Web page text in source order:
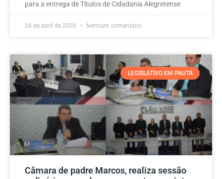
para a entrega de Títulos de Cidadania Alegretense.
26 de abril de 2026 Nenhum comentário
LEGISLATIVO EM PAUTA
Câmara de padre Marcos, realiza sessão